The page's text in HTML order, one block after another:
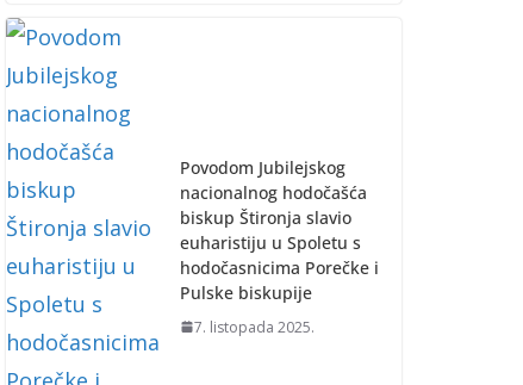
Povodom Jubilejskog
nacionalnog hodočašća
biskup Štironja slavio
euharistiju u Spoletu s
hodočasnicima Porečke i
Pulske biskupije
7. listopada 2025.